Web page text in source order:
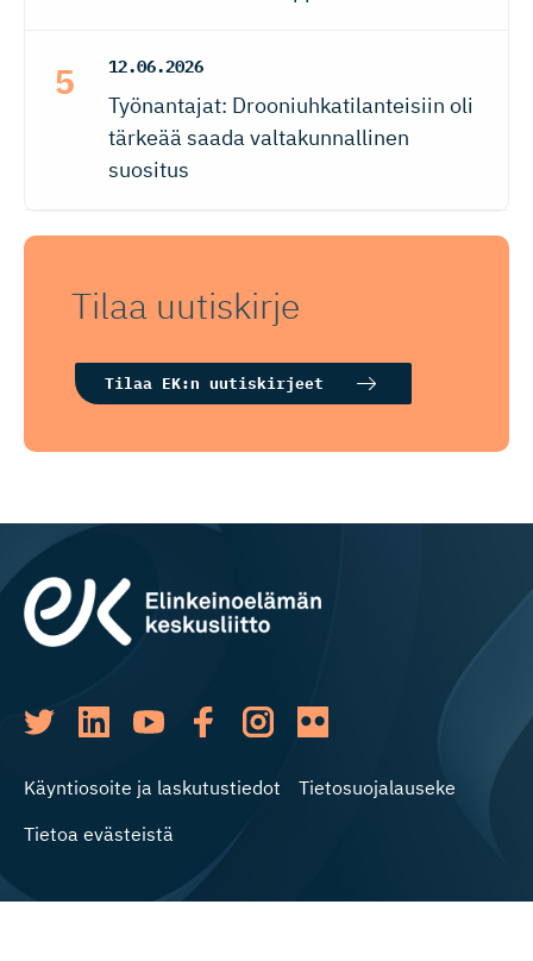
12.06.2026
Työnantajat: Drooniuhkatilanteisiin oli
tärkeää saada valtakunnallinen
suositus
Tilaa uutiskirje
Tilaa EK:n uutiskirjeet
Käyntiosoite ja laskutustiedot
Tietosuojalauseke
Tietoa evästeistä